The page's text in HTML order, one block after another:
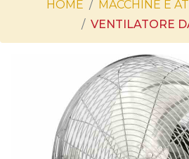
HOME
MACCHINE E
VENTILATORE